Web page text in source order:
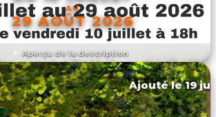
Aperçu de la description
AU
29 AOÛT 2026
DÉCOUVRIR L'ÉVÉNEMENT
Ajouté le 19